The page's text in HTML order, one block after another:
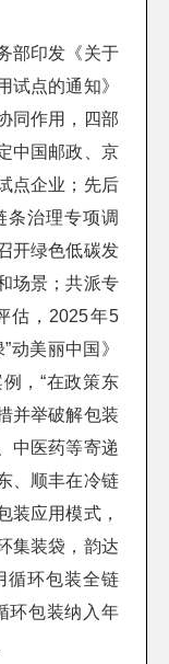
部印发《关于
试点的通知》
同作用，四部
中国邮政、京
点企业；先后
条治理专项调
开绿色低碳发
场景；共派专
估，2025年5
动美丽中国》
，“在政策东
并举破解包装
中医药等寄递
、顺丰在冷链
装应用模式，
集装袋，韵达
循环包装全链
环包装纳入年